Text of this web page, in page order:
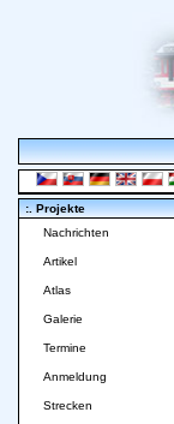
:. Projekte
Nachrichten
Artikel
Atlas
Galerie
Termine
Anmeldung
Strecken